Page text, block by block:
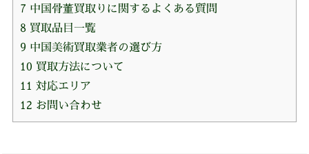
7 中国骨董買取りに関するよくある質問
8 買取品目一覧
9 中国美術買取業者の選び方
10 買取方法について
11 対応エリア
12 お問い合わせ